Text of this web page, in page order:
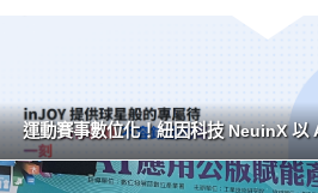
運動賽事數位化！紐因科技 NeuinX 以